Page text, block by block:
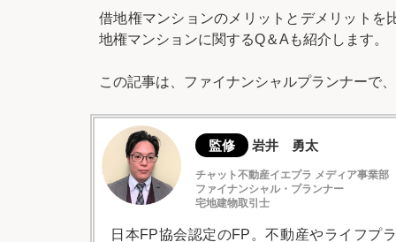
借地権マンションのメリットとデメリットを
地権マンションに関するQ＆Aも紹介します。
この記事は、ファイナンシャルプランナーで
監修 岩井 勇太
チャット不動産イエプラ メディア事業部
ファイナンシャル・プランナー
宅地建物取引士
日本FP協会認定のFP。不動産やライフプ